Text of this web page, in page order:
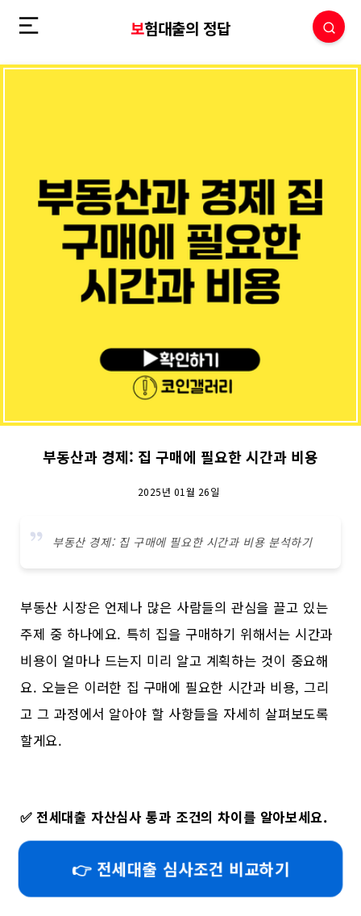
보험대출의 정답
부동산과 경제: 집 구매에 필요한 시간과 비용
2025년 01월 26일
부동산 경제: 집 구매에 필요한 시간과 비용 분석하기
부동산 시장은 언제나 많은 사람들의 관심을 끌고 있는
주제 중 하나에요. 특히 집을 구매하기 위해서는 시간과
비용이 얼마나 드는지 미리 알고 계획하는 것이 중요해
요. 오늘은 이러한 집 구매에 필요한 시간과 비용, 그리
고 그 과정에서 알아야 할 사항들을 자세히 살펴보도록
할게요.
✅전세대출 자산심사 통과 조건의 차이를 알아보세요.
👉 전세대출 심사조건 비교하기